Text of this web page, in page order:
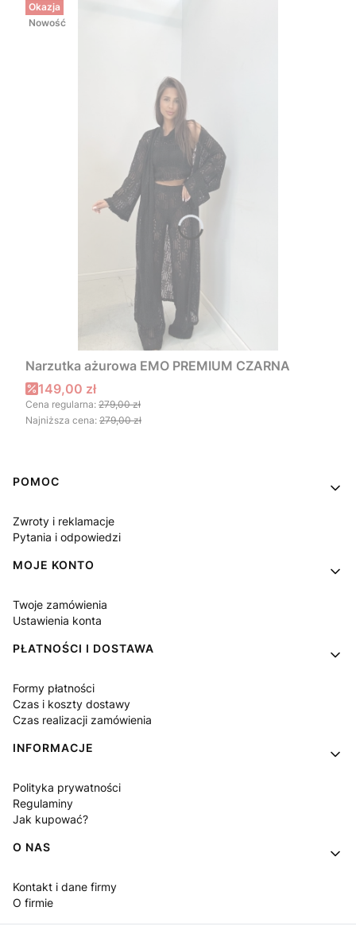
Okazja
Nowość
Narzutka ażurowa EMO PREMIUM CZARNA
Cena promocyjna
149,00 zł
Cena regularna: 279,00 zł
Najniższa cena: 279,00 zł
Linki w stopce
POMOC
Zwroty i reklamacje
Pytania i odpowiedzi
MOJE KONTO
Twoje zamówienia
Ustawienia konta
PŁATNOŚCI I DOSTAWA
Formy płatności
Czas i koszty dostawy
Czas realizacji zamówienia
INFORMACJE
Polityka prywatności
Regulaminy
Jak kupować?
O NAS
Kontakt i dane firmy
O firmie